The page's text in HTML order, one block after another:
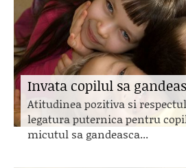
Invata copilul sa
Atitudinea pozitiva si
legatura puternica pentru
micutul sa gandeasca...